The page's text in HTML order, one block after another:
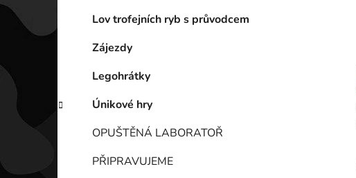
Lov trofejních ryb s průvodcem
Zájezdy
Legohrátky
Únikové hry
OPUŠTĚNÁ LABORATOŘ
PŘIPRAVUJEME